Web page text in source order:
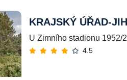
KRAJSKÝ ÚŘAD-
U Zimního stadionu 1952/
4.5